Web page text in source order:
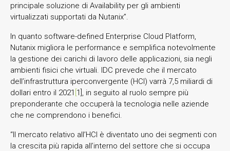
principale soluzione di Availability per gli ambienti
virtualizzati supportati da Nutanix”.
In quanto software-defined Enterprise Cloud Platform,
Nutanix migliora le performance e semplifica notevolmente
la gestione dei carichi di lavoro delle applicazioni, sia negli
ambienti fisici che virtuali. IDC prevede che il mercato
dell’infrastruttura iperconvergente (HCI) varrà 7,5 miliardi di
dollari entro il 2021 1], in seguito al ruolo sempre più
preponderante che occuperà la tecnologia nelle aziende
che ne comprendono i benefici.
“Il mercato relativo all’HCI è diventato uno dei segmenti con
la crescita più rapida all’interno del settore che si occupa